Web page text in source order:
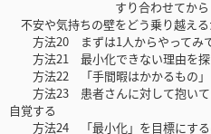
すり合わせてから
不安や気持ちの壁をどう乗り越え
方法20 まずは1人からやってみて
方法21 最小化できない理由を探
方法22 「手間暇はかかるもの」
方法23 患者さんに対して抱いて
自覚する
方法24 「最小化」を目標にする